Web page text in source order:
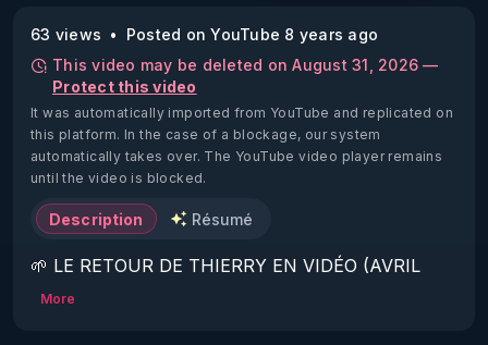
63 views
Posted on YouTube 8 years ago
This video may be deleted on August 31, 2026 —
Protect this video
It was automatically imported from YouTube and replicated on
this platform. In the case of a blockage, our system
automatically takes over. The YouTube video player remains
until the video is blocked.
Description Résumé
🌱 LE RETOUR DE THIERRY EN VIDÉO (AVRIL
2022)!
More